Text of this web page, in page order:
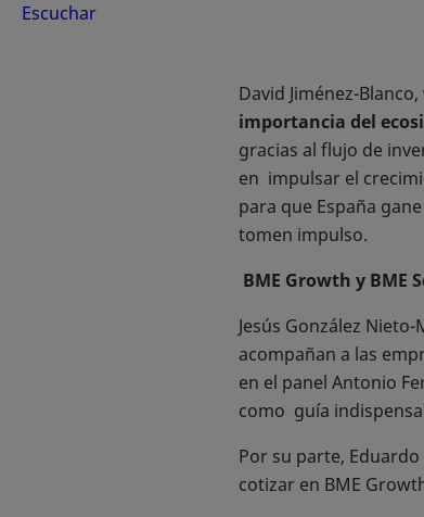
Escuchar
David Jiménez-
importancia del
gracias al flujo de
en impulsar el
para que España
tomen impulso.
BME Growth y BME
Jesús González
acompañan a las
en el panel Antonio
como guía
Por su parte,
cotizar en BME